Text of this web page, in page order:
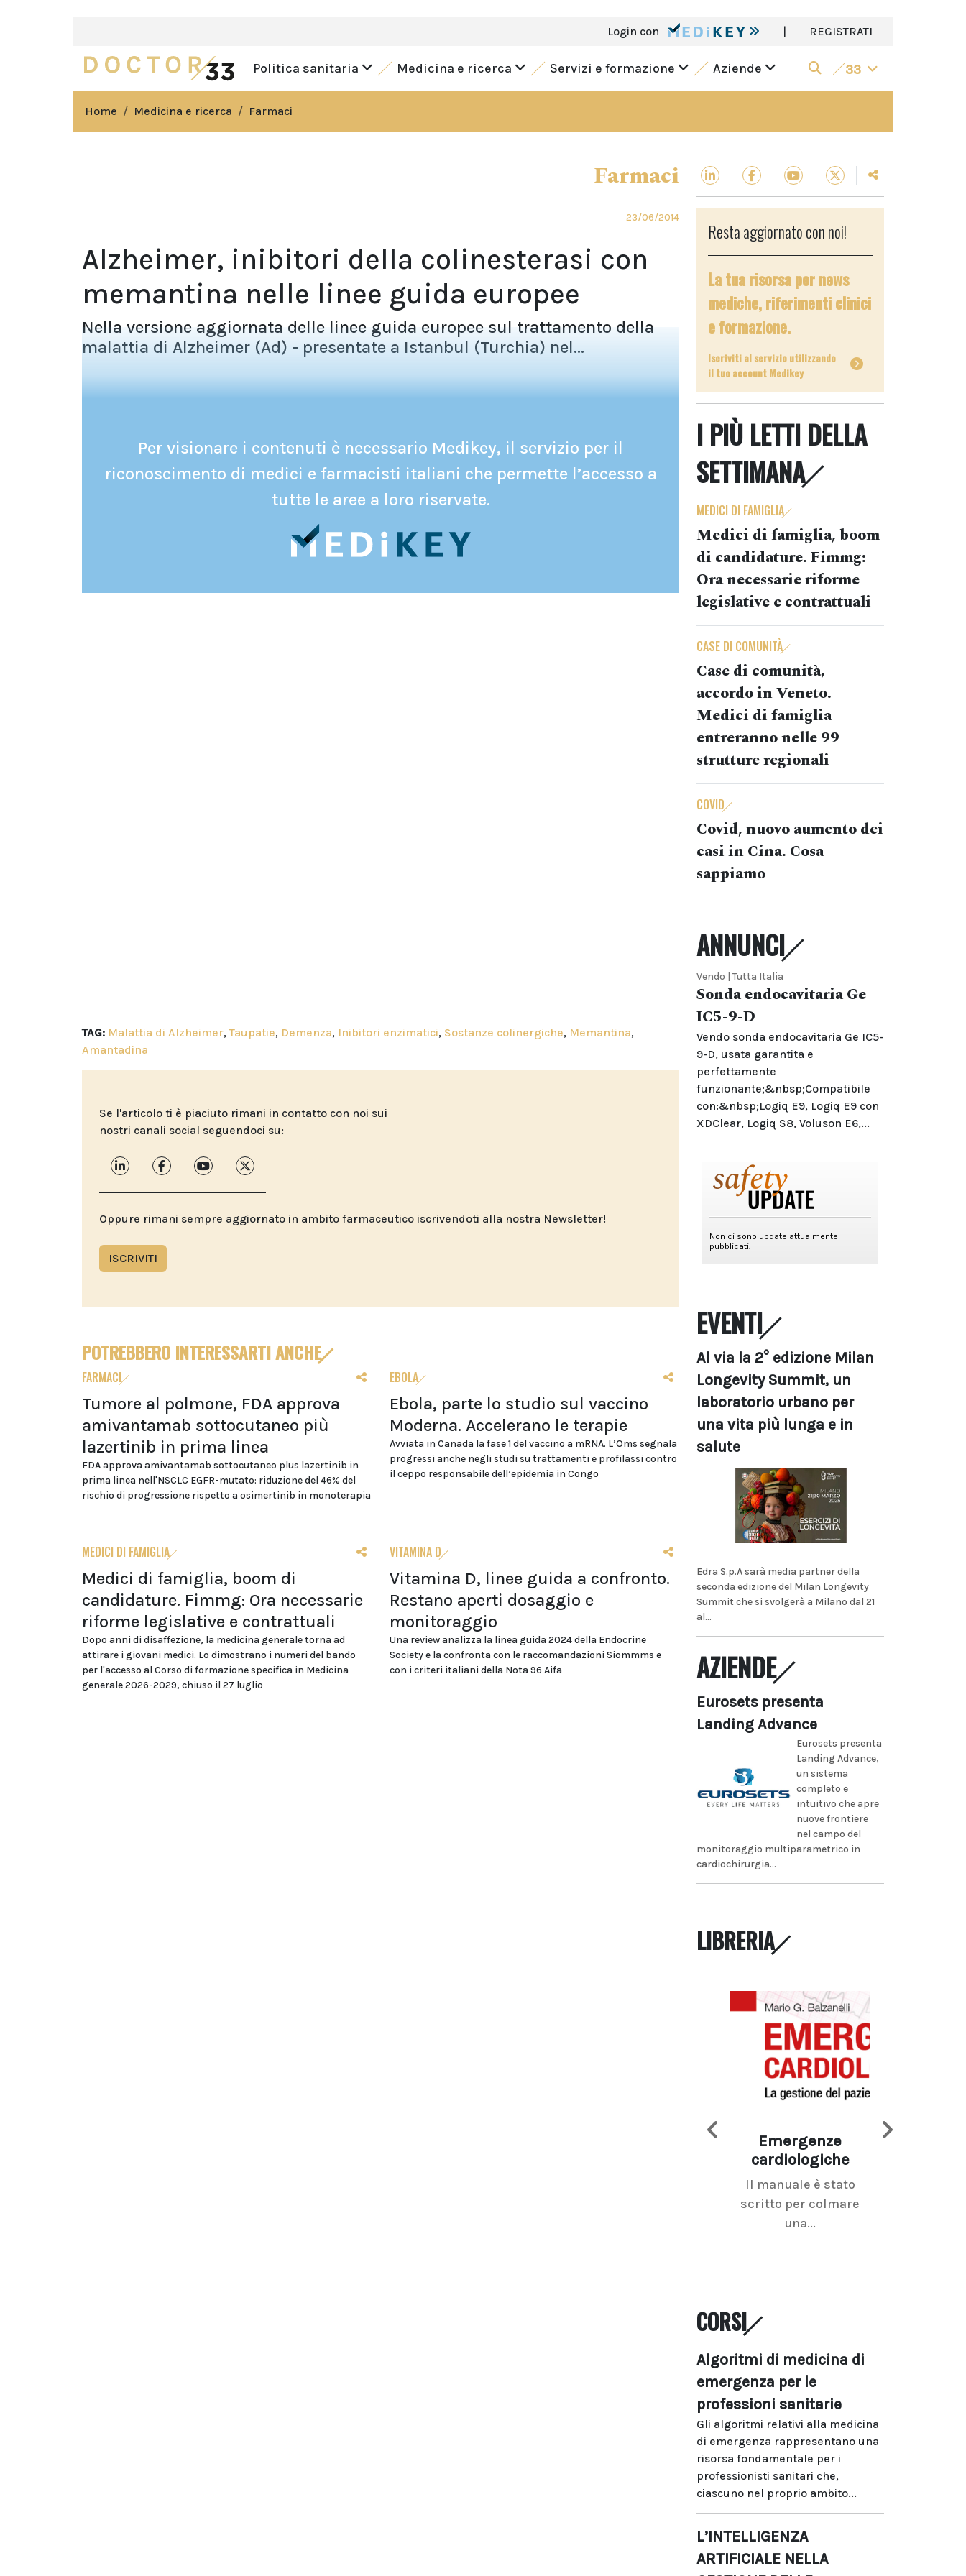
Login con | REGISTRATI
Politica sanitaria Medicina e ricerca Servizi e formazione Aziende 33
Home Medicina e ricerca Farmaci
Farmaci
23/06/2014
Alzheimer, inibitori della colinesterasi con
memantina nelle linee guida europee
Nella versione aggiornata delle linee guida europee sul trattamento della
malattia di Alzheimer (Ad) - presentate a Istanbul (Turchia) nel...
Per visionare i contenuti è necessario Medikey, il servizio per il
riconoscimento di medici e farmacisti italiani che permette l’accesso a
tutte le aree a loro riservate.
TAG: Malattia di Alzheimer,Taupatie, Demenza, Inibitori enzimatici, Sostanze colinergiche, Memantina,
Amantadina
Se l'articolo ti è piaciuto rimani in contatto con noi sui
nostri canali social seguendoci su:
Oppure rimani sempre aggiornato in ambito farmaceutico iscrivendoti alla nostra Newsletter!
ISCRIVITI
POTREBBERO INTERESSARTI ANCHE
FARMACI
Tumore al polmone, FDA approva
amivantamab sottocutaneo più
lazertinib in prima linea
FDA approva amivantamab sottocutaneo plus lazertinib in
prima linea nell'NSCLC EGFR-mutato: riduzione del 46% del
rischio di progressione rispetto a osimertinib in monoterapia
EBOLA
Ebola, parte lo studio sul vaccino
Moderna. Accelerano le terapie
Avviata in Canada la fase 1 del vaccino a mRNA. L’Oms segnala
progressi anche negli studi su trattamenti e profilassi contro
il ceppo responsabile dell’epidemia in Congo
MEDICI DI FAMIGLIA
Medici di famiglia, boom di
candidature. Fimmg: Ora necessarie
riforme legislative e contrattuali
Dopo anni di disaffezione, la medicina generale torna ad
attirare i giovani medici. Lo dimostrano i numeri del bando
per l'accesso al Corso di formazione specifica in Medicina
generale 2026-2029, chiuso il 27 luglio
VITAMINA D
Vitamina D, linee guida a confronto.
Restano aperti dosaggio e
monitoraggio
Una review analizza la linea guida 2024 della Endocrine
Society e la confronta con le raccomandazioni Siommms e
con i criteri italiani della Nota 96 Aifa
Resta aggiornato con noi!
La tua risorsa per news
mediche, riferimenti clinici
e formazione.
Iscriviti al servizio utilizzando
il tuo account Medikey
I PIÙ LETTI DELLA
SETTIMANA
MEDICI DI FAMIGLIA
Medici di famiglia, boom
di candidature. Fimmg:
Ora necessarie riforme
legislative e contrattuali
CASE DI COMUNITÀ
Case di comunità,
accordo in Veneto.
Medici di famiglia
entreranno nelle 99
strutture regionali
COVID
Covid, nuovo aumento dei
casi in Cina. Cosa
sappiamo
ANNUNCI
Vendo | Tutta Italia
Sonda endocavitaria Ge
IC5-9-D
Vendo sonda endocavitaria Ge IC5-
9-D, usata garantita e
perfettamente
funzionante;&nbsp;Compatibile
con:&nbsp;Logiq E9, Logiq E9 con
XDClear, Logiq S8, Voluson E6,...
EVENTI
Al via la 2° edizione Milan
Longevity Summit, un
laboratorio urbano per
una vita più lunga e in
salute
Edra S.p.A sarà media partner della
seconda edizione del Milan Longevity
Summit che si svolgerà a Milano dal 21
al...
AZIENDE
Eurosets presenta
Landing Advance
Eurosets presenta
Landing Advance,
un sistema
completo e
intuitivo che apre
nuove frontiere
nel campo del
monitoraggio multiparametrico in
cardiochirurgia...
LIBRERIA
Emergenze
cardiologiche
Il manuale è stato
scritto per colmare
una...
CORSI
Algoritmi di medicina di
emergenza per le
professioni sanitarie
Gli algoritmi relativi alla medicina
di emergenza rappresentano una
risorsa fondamentale per i
professionisti sanitari che,
ciascuno nel proprio ambito...
L’INTELLIGENZA
ARTIFICIALE NELLA